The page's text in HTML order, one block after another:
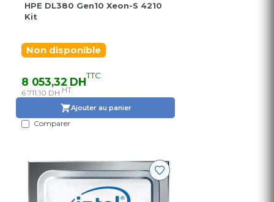
HPE DL380 Gen10 Xeon-S 4210
Kit
Non disponible
8 053,32 DHTTC
6 711,10 DH HT
Ajouter au panier
Comparer